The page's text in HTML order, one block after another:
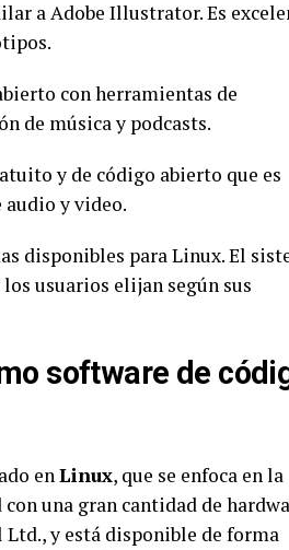
a Adobe Illustrator. Es
con herramientas de
de música y podcasts.
y de código abierto que es
y video.
disponibles para Linux. El
usuarios elijan según sus
software de
enLinux, que se enfoca en la
una gran cantidad de
y está disponible de forma